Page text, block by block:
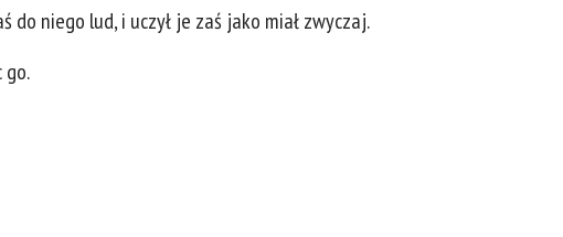
do niego lud, i uczył je zaś jako miał zwyczaj.
go.